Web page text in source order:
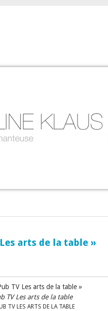
arts de la table »
TV Les arts de la table »
TV Les arts de la table
TV LES ARTS DE LA TABLE